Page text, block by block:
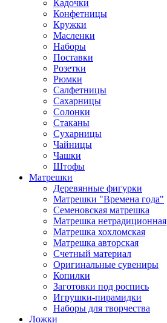
Кадочки
Конфетницы
Кружки
Масленки
Наборы
Поставки
Розетки
Рюмки
Салфетницы
Сахарницы
Солонки
Стаканы
Сухарницы
Чайницы
Чашки
Штофы
Матрешки
Деревянные фигурки
Матрешки "Времена года"
Семеновская матрешка
Матрешка нетрадиционная
Матрешка хохломская
Матрешка авторская
Счетный материал
Оригинальные сувениры
Копилки
Заготовки под роспись
Игрушки-пирамидки
Наборы для творчества
Ложки